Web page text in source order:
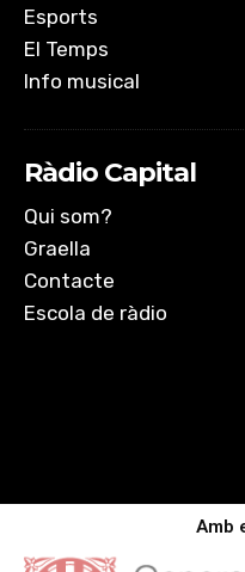
Esports
El Temps
Info musical
Ràdio Capital
Qui som?
Graella
Contacte
Escola de ràdio
Amb